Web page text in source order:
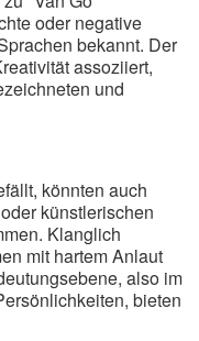
oder negative
bekannt. Der
assoziiert,
und
könnten auch
künstlerischen
Klanglich
mit hartem Anlaut
also im
bieten